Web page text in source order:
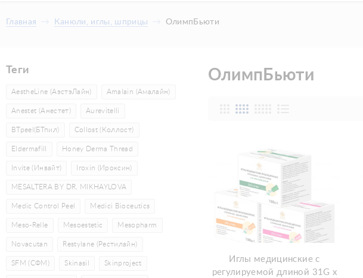
Главная Канюли, иглы, шприцы ОлимпБьюти
Теги
AestheLine (АэстэЛайн) Amalain (Амалайн)
Anestet (Анестет) Aurevitelli
BTpeel(БТпил) Collost (Коллост)
Eldermafill Honey Derma Thread
Invite (Инвайт) Iroxin (Ироксин)
MESALTERA BY DR. MIKHAYLOVA
Medic Control Peel Medici Bioceutics
Meso-Relle Mesoestetic Mesopharm
Novacutan Restylane (Рестилайн)
SFM (СФМ) Skinasil Skinproject
ОлимпБьюти
Иглы медицинские с
регулируемой длиной 31G х